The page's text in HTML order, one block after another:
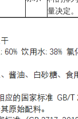
量决定。